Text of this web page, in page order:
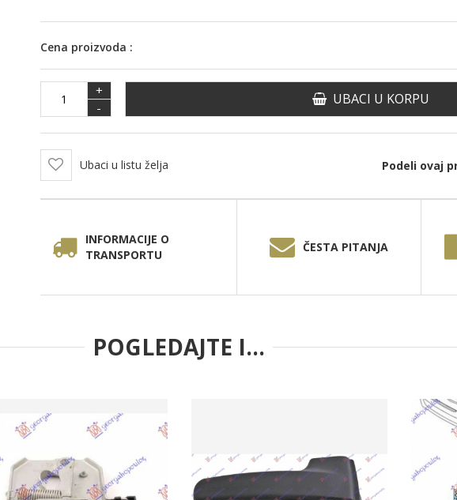
Cena proizvoda :
+
-
UBACI U KORPU
Ubaci u listu želja Podeli ovaj
INFORMACIJE O
TRANSPORTU
ČESTA PITANJA
POGLEDAJTE I...